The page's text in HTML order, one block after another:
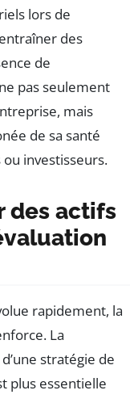
lors de
des
de
pas seulement
mais
de sa santé
investisseurs.
des actifs
rapidement, la
La
stratégie de
plus essentielle